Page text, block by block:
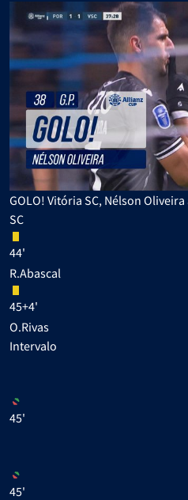
GOLO! Vitória SC, Nélson
SC
44'
R.Abascal
45+4'
O.Rivas
Intervalo
45'
45'